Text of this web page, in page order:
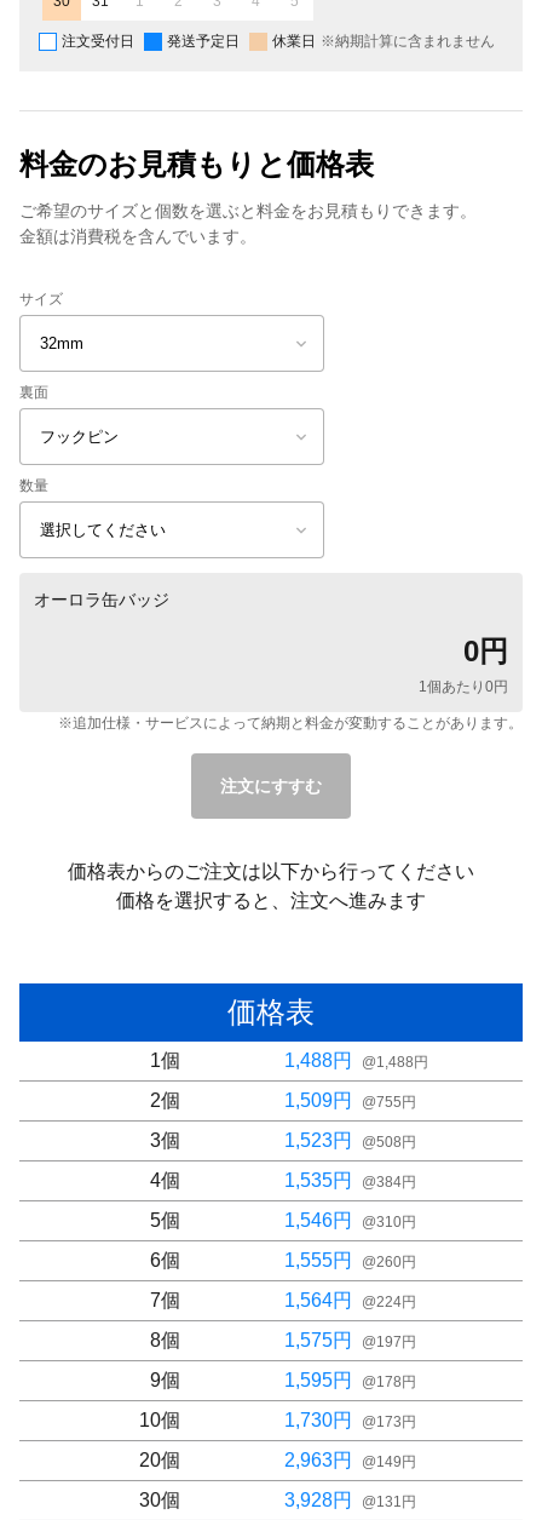
注文受付日 発送予定日 休業日 ※納期計算に含まれません
料金のお見積もりと価格表
ご希望のサイズと個数を選ぶと料金をお見積もりできます。
金額は消費税を含んでいます。
サイズ
裏面
数量
オーロラ缶バッジ
0円
1個あたり 0円
※追加仕様・サービスによって納期と料金が変動することがあります。
注文にすすむ
価格表からのご注文は以下から行ってください
価格を選択すると、注文へ進みます
価格表
1個 1,488円 @1,488 円
2個 1,509円 @755 円
3個 1,523円 @508 円
4個 1,535円 @384円
5個 1,546円 @310円
6個 1,555円 @260円
7個 1,564円 @224円
8個 1,575円 @197 円
9個 1,595円 @178 円
10個 1,730円 @173 円
20個 2,963円 @149 円
30個 3,928円 @131 円